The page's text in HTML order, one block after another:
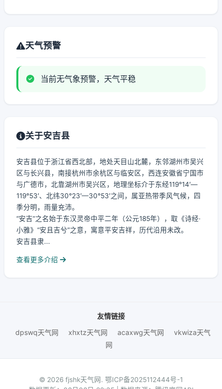
天气预警
当前无气象预警，天气平稳
关于安吉县
安吉县位于浙江省西北部，地处天目山北麓，东邻湖州市吴兴
区与长兴县，南接杭州市余杭区与临安区，西连安徽省宁国市
与广德市，北靠湖州市吴兴区，地理坐标介于东经119°14′—
119°53′、北纬30°23′—30°53′之间，属亚热带季风气候，四
季分明，雨量充沛。
“安吉”之名始于东汉灵帝中平二年（公元185年），取《诗经·
小雅》“安且吉兮”之意，寓意平安吉祥，历代沿用未改。
安吉县隶...
查看更多介绍
友情链接
dpswq天气网
xhxtz天气网 acaxwg天气网
vkwiza天气
网
© 2026 fjshk天气网. 鄂ICP备2025112444号-1